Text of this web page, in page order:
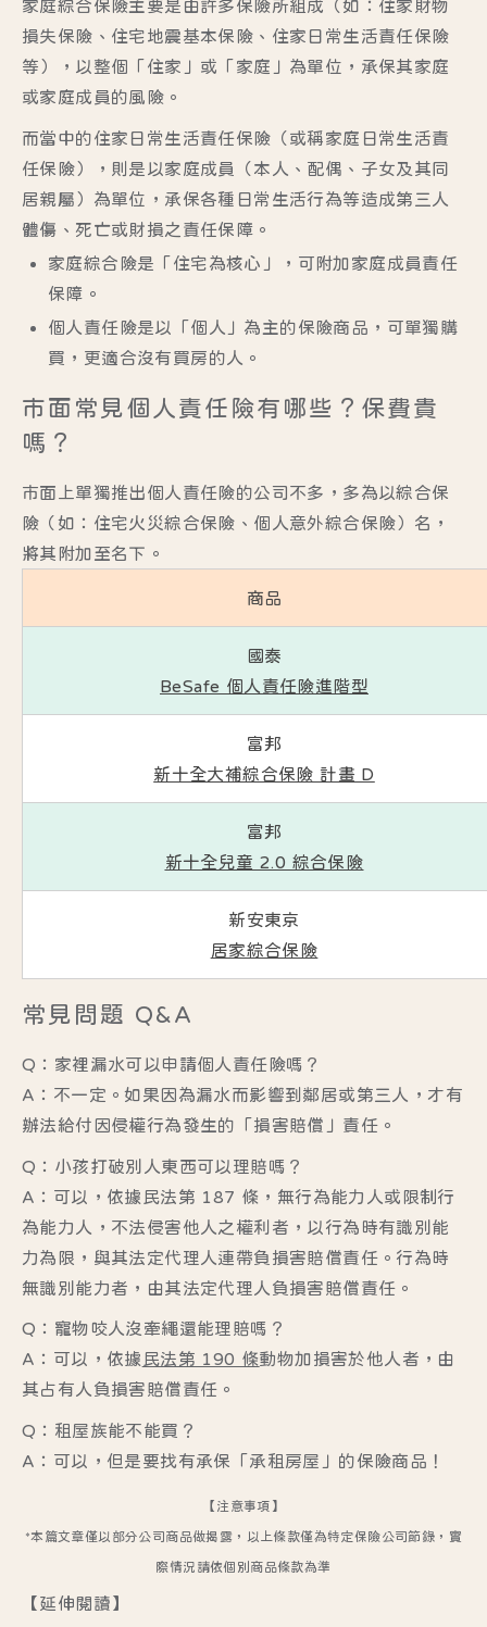
家庭綜合保險主要是由許多保險所組成（如：住家財物
損失保險、住宅地震基本保險、住家日常生活責任保險
等），以整個「住家」或「家庭」為單位，承保其家庭
或家庭成員的風險。
而當中的住家日常生活責任保險 （或稱家庭日常生活責
任保險），則是以家庭成員（本人、配偶、子女及其同
居親屬）為單位，承保各種日常生活行為等造成第三人
體傷、死亡或財損之責任保障。
家庭綜合險是「住宅為核心」，可附加家庭成員責任
保障。
個人責任險是以「個人」為主的保險商品，可單獨購
買，更適合沒有買房的人。
市面常見個人責任險有哪些？保費貴
嗎？
市面上單獨推出個人責任險的公司不多，多為以綜合保
險（如：住宅火災綜合保險、個人意外綜合保險）名，
將其附加至名下。
商品
國泰
BeSafe 個人責任險進階型
富邦
新十全大補綜合保險 計畫 D
富邦
新十全兒童 2.0 綜合保險
新安東京
居家綜合保險
常見問題 Q&A
Q：家裡漏水可以申請個人責任險嗎？
A：不一定。如果因為漏水而影響到鄰居或第三人，才有
辦法給付因侵權行為發生的「損害賠償」責任。
Q：小孩打破別人東西可以理賠嗎？
A：可以，依據 民法第 187 條 ，無行為能力人或限制行
為能力人，不法侵害他人之權利者，以行為時有識別能
力為限，與其法定代理人連帶負損害賠償責任 。行為時
無識別能力者，由其法定代理人負損害賠償責任 。
Q：寵物咬人沒牽繩還能理賠嗎？
A：可以，依據 民法第 190 條動物加損害於他人者，由
其占有人負損害賠償責任。
Q：租屋族能不能買？
A：可以，但是要找有承保「承租房屋」的保險商品！
【注意事項】
*本篇文章僅以部分公司商品做揭露，以上條款僅為特定保險公司節錄，實
際情況請依個別商品條款為準
【延伸閱讀】